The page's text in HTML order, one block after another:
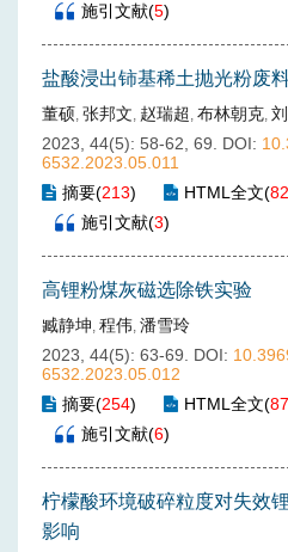
施引文献(5)
盐酸浸出铈基稀土抛光粉废
董硕, 张邦文, 赵瑞超 , 布林朝克,
2023, 44(5): 58-62, 69.
DOI:
6532.2023.05.011
摘要(213) HTML全文(82
施引文献(3)
高锂粉煤灰磁选除铁实验
臧静坤, 程伟, 潘雪玲
2023, 44(5): 63-69.
DOI:
6532.2023.05.012
摘要(254) HTML全文(87
施引文献(6)
柠檬酸环境破碎粒度对失效
影响